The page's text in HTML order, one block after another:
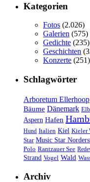
Kategorien
Fotos (2.026)
Galerien (575)
Gedichte (235)
Geschichten
Konzerte (251)
Schlagwörter
Arboretum Ellerhoop
Bäume Dänemark
Aspern Hafen
Hund Italien Kiel Kieler
Star Music Star
Polo Rantzauer See
Strand Vogel Wald
Archiv